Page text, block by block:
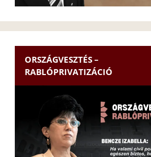
ORSZÁGVESZTÉS –
RABLÓPRIVATIZÁCIÓ